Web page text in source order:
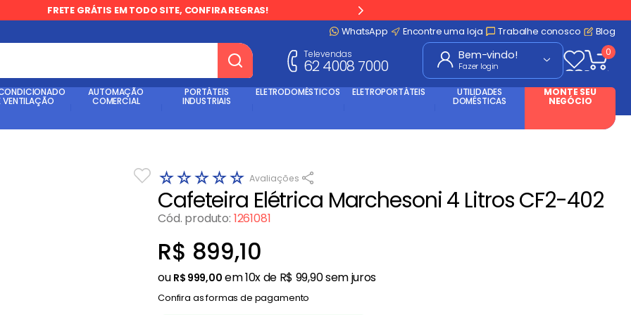
FRETE GRÁTIS EM TODO SITE, CONFIRA REGRAS!
WhatsApp
Encontre uma loja Trabalhe conosco Blog
Televendas
62 4008 7000 Fazer login
0
VENTILAÇÃO
AUTOMAÇÃO
COMERCIAL
PORTÁTEIS
INDUSTRIAIS
ELETRODOMÉSTICOS ELETROPORTÁTEIS UTILIDADES
DOMÉSTICAS
MONTE SEU
NEGÓCIO
☆☆☆☆☆
Cafeteira Elétrica Marchesoni 4 Litros CF2-402
Cód. produto: 1261081
R$ 899,10
ou R$ 999,00 em10x de R$ 99,90sem juros
Confira as formas de pagamento